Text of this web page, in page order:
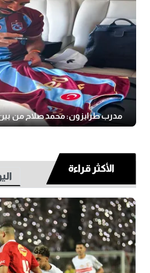
مدرب طرابزون: محمد صلاح من بين
الأكثر قراءة